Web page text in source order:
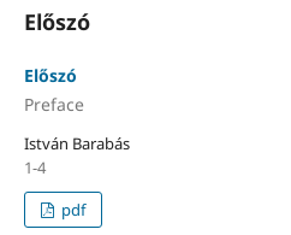
Előszó
Előszó
Preface
István Barabás
1-4
pdf